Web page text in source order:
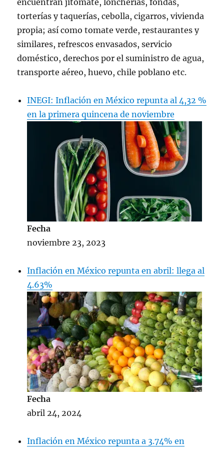
encuentran jitomate, loncherías, fondas,
torterías y taquerías, cebolla, cigarros, vivienda
propia; así como tomate verde, restaurantes y
similares, refrescos envasados, servicio
doméstico, derechos por el suministro de agua,
transporte aéreo, huevo, chile poblano etc.
INEGI: Inflación en México repunta al 4,32 %
en la primera quincena de noviembre
Fecha
noviembre 23, 2023
Inflación en México repunta en abril: llega al
4.63%
Fecha
abril 24, 2024
Inflación en México repunta a 3.74% en